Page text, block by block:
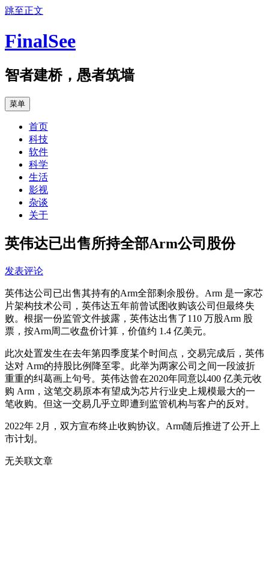
跳至正文
FinalSee
智者建桥，愚者筑墙
菜单
首页
科技
软件
科学
生活
影视
杂谈
关于
英伟达已出售所持全部Arm公司股份
发表评论
英伟达公司已出售其持有的Arm全部剩余股份。Arm 是一家芯
片架构技术公司，英伟达五年前曾试图收购该公司但最终失
败。根据一份监管文件披露，英伟达出售了110 万股Arm 股
票，按Arm周二收盘价计算，价值约 1.4 亿美元。
此次处置发生在去年第四季度某个时间点，交易完成后，英伟
达对 Arm的持股比例降至零。此举为两家公司之间一段波折
重重的纠葛画上句号。英伟达曾在2020年同意以400 亿美元收
购 Arm，这笔交易原本有望成为芯片行业史上规模最大的一
笔收购。但这一交易几乎立即遭到监管机构与客户的反对。
2022年 2月，双方宣布终止收购协议。Arm随后推进了公开上
市计划。
无关联文章